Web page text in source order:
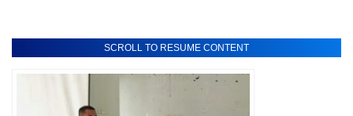
SCROLL TO RESUME CONTENT